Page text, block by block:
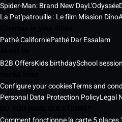
Spider-Man: Brand New DayL'Odyssée
La Pat'patrouille : Le film Mission Dino
Pathé CaliforniePathé Dar Essalam
B2B OffersKids birthdaySchool session
Configure your cookiesTerms and
Personal Data Protection PolicyLegal